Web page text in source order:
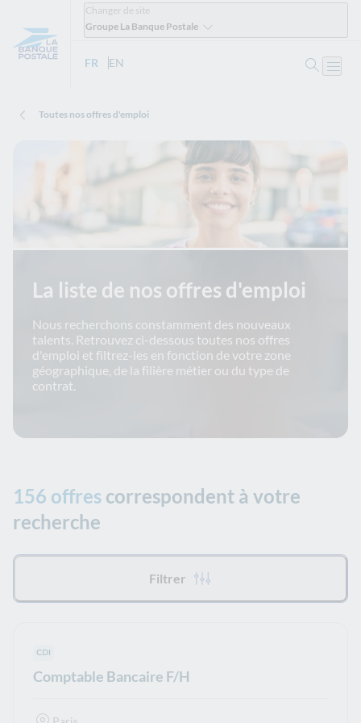
Changer de site
Groupe La Banque Postale
FR - Version française
EN
Toutes nos offres d'emploi
La liste de nos offres d'emploi
Nous recherchons constamment des nouveaux
talents. Retrouvez ci-dessous toutes nos offres
d'emploi et filtrez-les en fonction de votre zone
géographique, de la filière métier ou du type de
contrat.
156 offres correspondent à votre
recherche
Tous les filtres appliqués :
Filtrer
Type de contrat :
CDI
Comptable Bancaire F/H